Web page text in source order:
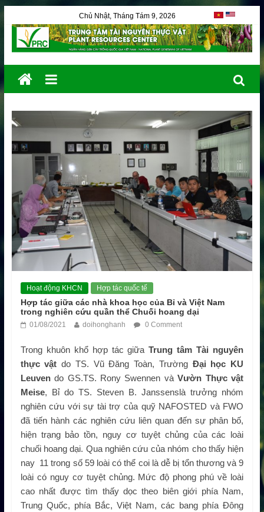
Chủ Nhật, Tháng Tám 9, 2026
Hoạt động KHCN Hợp tác quốc tế
Hợp tác giữa các nhà khoa học của Bỉ và Việt Nam
trong nghiên cứu quần thể Chuối hoang dại
01/08/2021 doihonghanh 0 Comment
Trong khuôn khổ hợp tác giữaTrung tâm Tài nguyên
thực vật do TS. Vũ Đăng Toàn, Trường Đại học KU
Leuvendo GS.TS. Rony Swennen vàVườn Thực vật
Meise, Bỉ do TS. Steven B. Janssenslà trưởng nhóm
nghiên cứu với sự tài trợ của quỹ NAFOSTED và FWO
đã tiến hành các nghiên cứu liên quan đến sự phân bố,
hiện trạng bảo tồn, nguy cơ tuyệt chủng của các loài
chuối hoang dại. Qua nghiên cứu của nhóm cho thấy hiện
nay 11 trong số 59 loài có thể coi là dễ bị tổn thương và 9
loài có nguy cơ tuyệt chủng. Mức độ phong phú về loài
cao nhất được tìm thấy dọc theo biên giới phía Nam,
Trung Quốc, phía Bắc, Việt Nam, các bang phía Đông